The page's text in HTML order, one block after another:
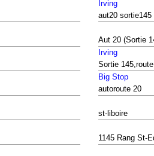
Irving
aut20 sortie145
Aut 20 (Sortie
Irving
Sortie
Big Stop
autoroute 20
st-liboire
1145 Rang St-